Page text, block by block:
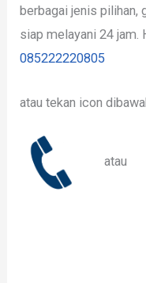
berbagai jenis pilihan,
siap melayani 24 jam.
085222220805
atau tekan icon
atau